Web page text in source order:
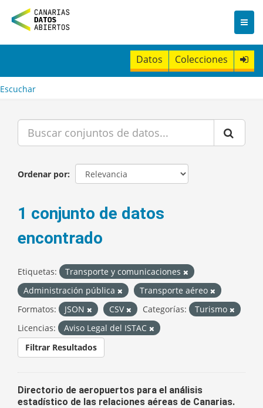
n
t
Datos Colecciones
Escuchar
Ordenar por
1 conjunto de datos
encontrado
Etiquetas:
Transporte y comunicaciones
Administración pública
Transporte aéreo
Formatos:
JSON CSV Categorías:
Turismo
Licencias:
Aviso Legal del ISTAC
Filtrar Resultados
Directorio de aeropuertos para el análisis
estadístico de las relaciones aéreas de Canarias.